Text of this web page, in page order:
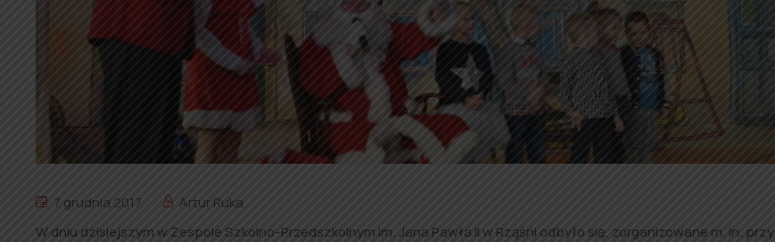
7 grudnia 2017
Artur Ruka
W dniu dzisiejszym w Zespole Szkolno-Przedszkolnym im. Jana Pawła II w Rząśni odbyło się, zorganizowane m. in. przy